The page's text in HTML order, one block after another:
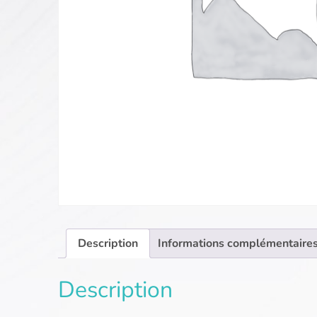
Description Informations
Description